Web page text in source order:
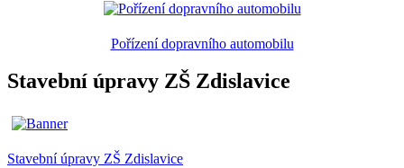
Pořízení dopravního automobilu
Stavební úpravy ZŠ Zdislavice
Stavební úpravy ZŠ Zdislavice